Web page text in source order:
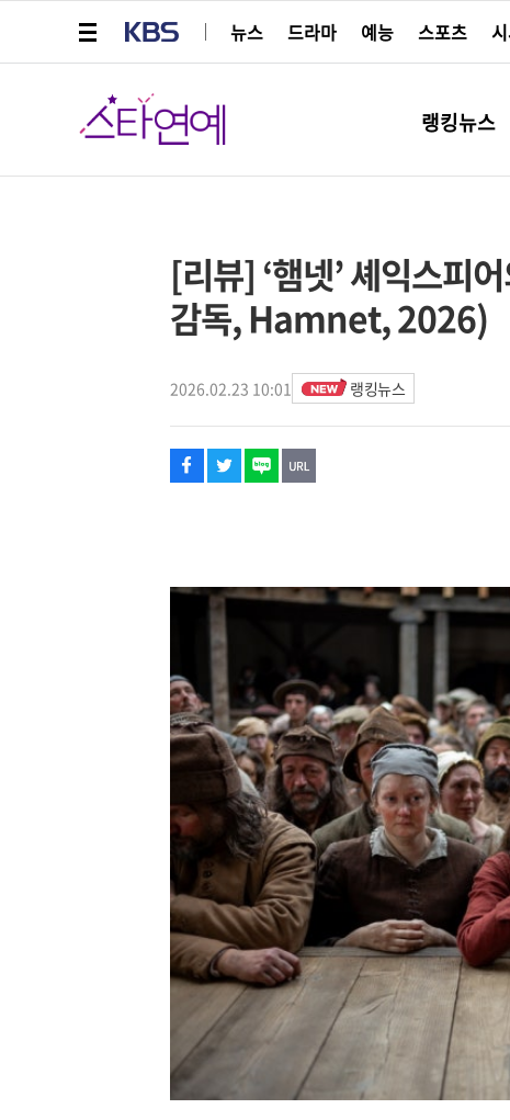
뉴스
드라마 예능 스포츠
스타연예
랭킹뉴스
[리뷰] ‘햄넷’ 셰익스피
감독, Hamnet, 2026)
2026.02.23 10:01 랭킹뉴스
페이스북
트위터
네이버
URL복사
글씨 작게보기
글씨 크게보기
해시태그